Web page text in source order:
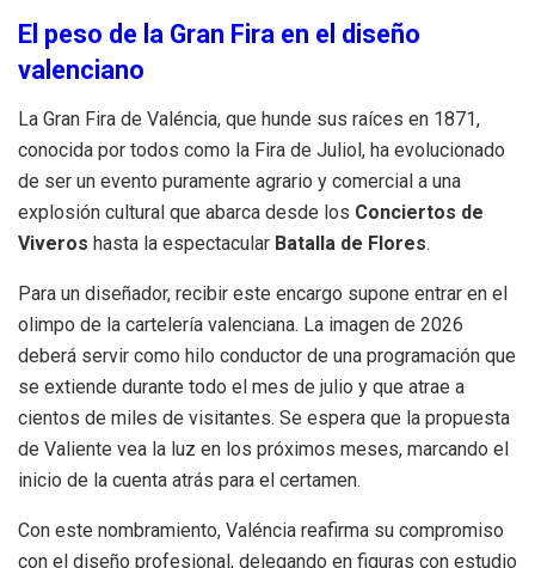
El peso de la Gran Fira en el diseño
valenciano
La Gran Fira de Valéncia, que hunde sus raíces en 1871,
conocida por todos como la Fira de Juliol, ha evolucionado
de ser un evento puramente agrario y comercial a una
explosión cultural que abarca desde los Conciertos de
Viveros hasta la espectacular Batalla de Flores.
Para un diseñador, recibir este encargo supone entrar en el
olimpo de la cartelería valenciana. La imagen de 2026
deberá servir como hilo conductor de una programación que
se extiende durante todo el mes de julio y que atrae a
cientos de miles de visitantes. Se espera que la propuesta
de Valiente vea la luz en los próximos meses, marcando el
inicio de la cuenta atrás para el certamen.
Con este nombramiento, Valéncia reafirma su compromiso
con el diseño profesional, delegando en figuras con estudio